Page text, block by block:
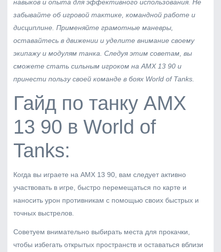
навыков и опыта для эффективного использования. Не
забывайте об игровой тактике, командной работе и
дисциплине. Применяйте грамотные маневры,
оставайтесь в движении и уделите внимание своему
экипажу и модулям танка. Следуя этим советам, вы
сможете стать сильным игроком на AMX 13 90 и
принести пользу своей команде в боях World of Tanks.
Гайд по танку AMX
13 90 в World of
Tanks:
Когда вы играете на AMX 13 90, вам следует активно
участвовать в игре, быстро перемещаться по карте и
наносить урон противникам с помощью своих быстрых и
точных выстрелов.
Советуем внимательно выбирать места для прокачки,
чтобы избегать открытых пространств и оставаться вблизи